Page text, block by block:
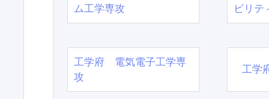
ム工学専攻
ビリテ
工学府 電気電子工学専
攻
工学